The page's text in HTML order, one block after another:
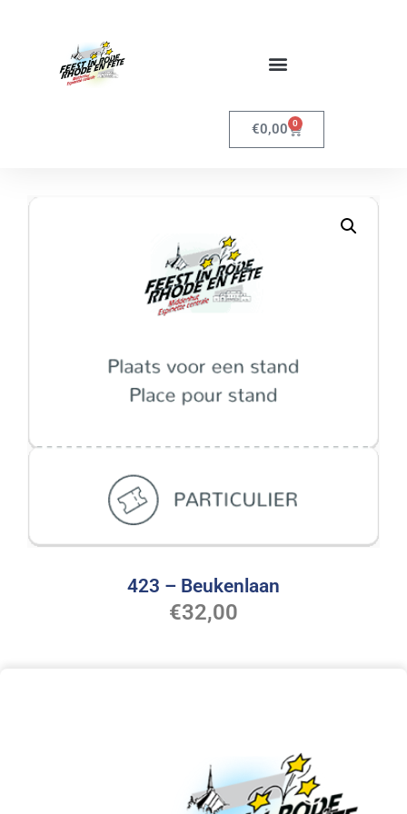
€0,00 0
423 – Beukenlaan
€32,00